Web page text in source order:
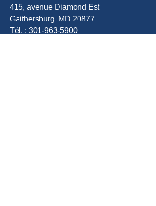
415, avenue Diamond Est
Gaithersburg, MD 20877
Tél. : 301-963-5900